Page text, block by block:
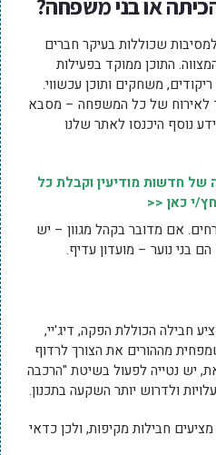
שכוללות בעיקר חברים
התוכן ממוקד בפעילות
משחקים ותוכן עכשווי.
לאירוח של כל המשפחה – מסבא
נוסף היכנסו לאתר שלנו
חדשות מודיעין וקבלת כל
י כאן <<
אם מדובר בקהל מגוון – יש
בני נוער – מועדון עדיף.
חבילה הכוללת הפקה, דיג'יי,
מההורים את הצורך לרדוף
יש נטייה לפעול בשיטת "הרכבה
ולדרוש יותר השקעה בתכנון.
חבילות מקיפות, ולכן כדאי